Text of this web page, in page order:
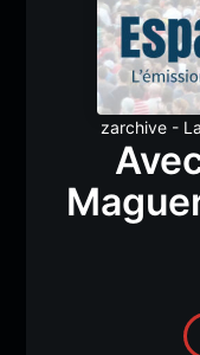
zarchive -